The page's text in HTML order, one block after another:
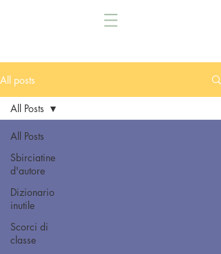
All posts
All Posts
Sbirciatine
d'autore
Dizionario
inutile
Scorci di
classe
All Posts